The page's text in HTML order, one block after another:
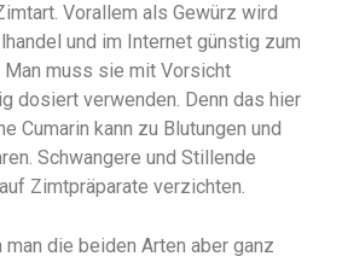
Vorallem als Gewürz wird
und im Internet günstig zum
Man muss sie mit Vorsicht
dosiert verwenden. Denn das hier
Cumarin kann zu Blutungen und
Schwangere und Stillende
Zimtpräparate verzichten.
man die beiden Arten aber ganz